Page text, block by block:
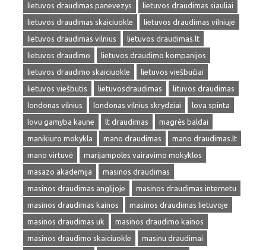
lietuvos draudimas panevezys
lietuvos draudimas siauliai
lietuvos draudimas skaiciuokle
lietuvos draudimas vilniuje
lietuvos draudimas vilnius
lietuvos draudimas.lt
lietuvos draudimo
lietuvos draudimo kompanijos
lietuvos draudimo skaiciuokle
lietuvos viešbučiai
lietuvos viešbutis
lietuvosdraudimas
lituvos draudimas
londonas vilnius
londonas vilnius skrydziai
lova spinta
lovu gamyba kaune
lt draudimas
magrės baldai
manikiuro mokykla
mano draudimas
mano draudimas.lt
mano virtuvė
marijampoles vairavimo mokyklos
masazo akademija
masinos draudimas
masinos draudimas anglijoje
masinos draudimas internetu
masinos draudimas kainos
masinos draudimas lietuvoje
masinos draudimas uk
masinos draudimo kainos
masinos draudimo skaiciuokle
masinu draudimai